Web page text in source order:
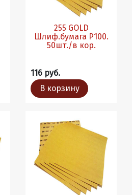
255 GOLD
Шлиф.бумага Р100.
50шт./в кор.
116 руб.
В корзину